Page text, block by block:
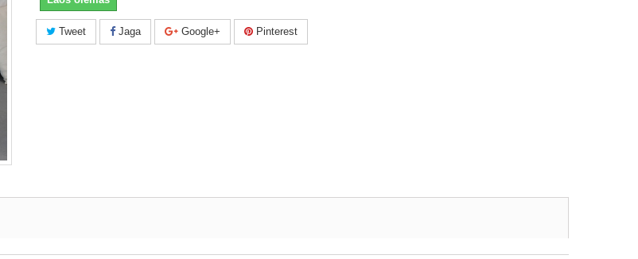
Tweet Jaga Google+ Pinterest